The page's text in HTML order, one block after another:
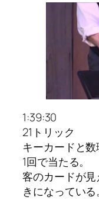
1:39:30
21トリック
キーカードと
1回で当たる。
客のカードが
きになっている。